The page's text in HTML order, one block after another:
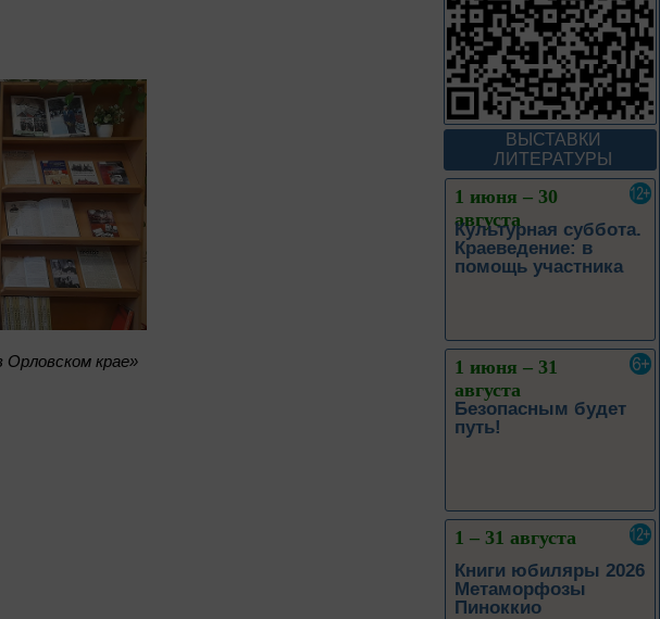
крае»
ВЫСТАВКИ
ЛИТЕРАТУРЫ
10 – 24 августа
Мгновения
95 лет со дня рождения
композитора Микаэла
Леоновича Таривердиева
1 июня – 30
августа
Культурная суббота.
Краеведение: в
помощь участника
1 июня – 31
августа
Безопасным будет
путь!
1 – 31 августа
Книги юбиляры 2026
Метаморфозы
Пиноккио